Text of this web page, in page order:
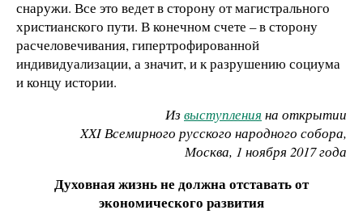
снаружи. Все это ведет в сторону от магистрального
христианского пути. В конечном счете – в сторону
расчеловечивания, гипертрофированной
индивидуализации, а значит, и к разрушению социума
и концу истории.
Извыступления на открытии
XХI Всемирного русского народного собора,
Москва, 1 ноября 2017 года
Духовная жизнь не должна отставать от
экономического развития